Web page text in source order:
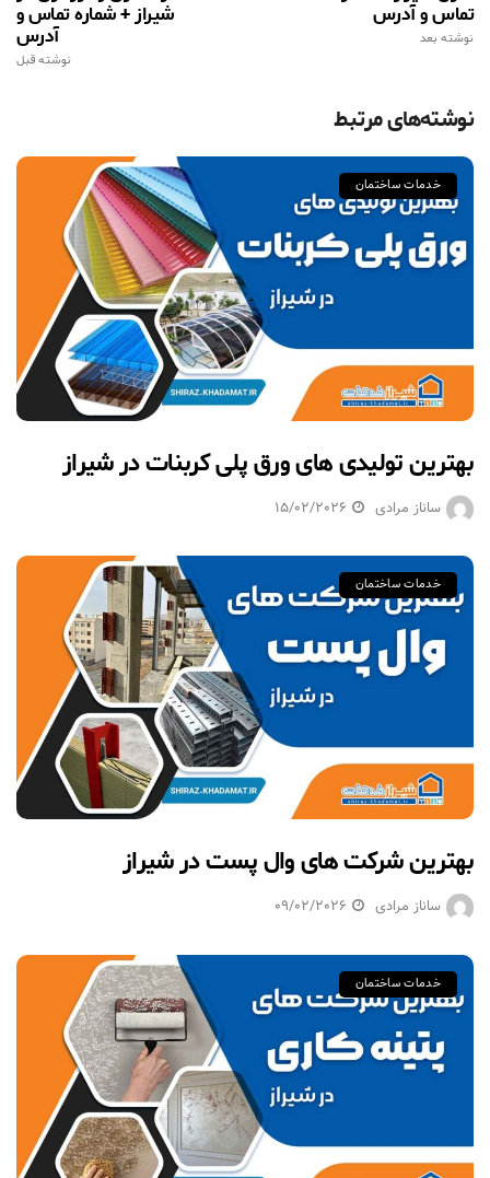
شیراز + شماره تماس و
آدرس
نوشته قبل
تماس و آدرس
نوشته بعد
نوشته‌های مرتبط
خدمات ساختمان
بهترین تولیدی های ورق پلی کربنات در شیراز
ساناز مرادی 15/02/2026
خدمات ساختمان
بهترین شرکت های وال پست در شیراز
ساناز مرادی 09/02/2026
خدمات ساختمان